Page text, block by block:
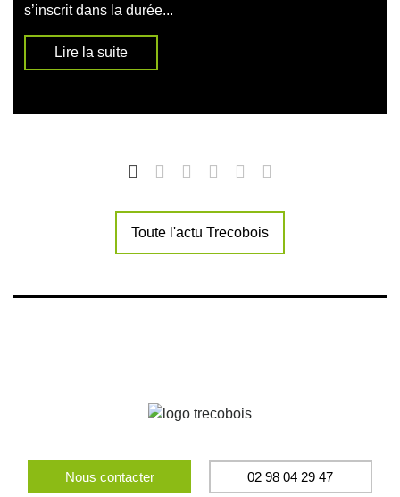
s’inscrit dans la durée...
Lire la suite
Toute l'actu Trecobois
Nous contacter 02 98 04 29 47